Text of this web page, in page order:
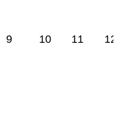
9 10 11 12